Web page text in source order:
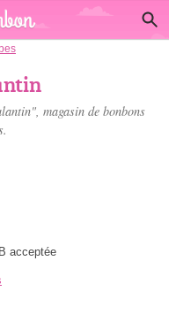
magasin de bonbons
acceptée